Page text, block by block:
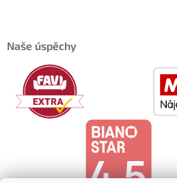
Naše úspěchy